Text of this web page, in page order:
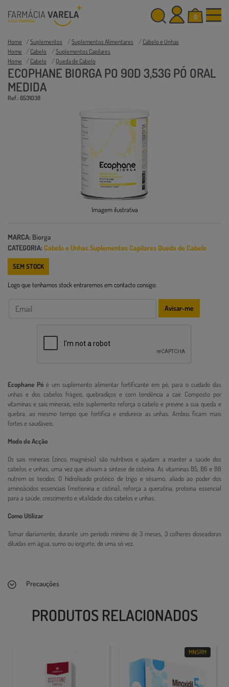
0
Home Suplementos Suplementos Alimentares
Cabelo e Unhas
Home
Cabelo
Suplementos Capilares
Home
Cabelo Queda de Cabelo
ECOPHANE BIORGA PO 90D 3,53G PÓ ORAL
MEDIDA
Ref.: 6531038
Imagem ilustrativa
MARCA: Biorga
CATEGORIA:Cabelo e UnhasSuplementos CapilaresQueda de Cabelo
SEM STOCK
Logo que tenhamos stock entraremos em contacto consigo:
Avisar-me
Ecophane Pó é um suplemento alimentar fortificante em pó, para o cuidado das
unhas e dos cabelos frágeis, quebradiços e com tendência a cair. Composto por
vitaminas e sais minerais, este suplemento reforça o cabelo e previne a sua queda e
quebra, ao mesmo tempo que fortifica e endurece as unhas. Ambos ficam mais
fortes e saudáveis.
Modo de Acção
Os sais minerais (zinco, magnésio) são nutritivos e ajudam a manter a saúde dos
cabelos e unhas, uma vez que ativam a síntese de cisteína. As vitaminas B5, B6 e B8
nutrem os tecidos. O hidrolisado protéico de trigo e sésamo, aliado ao poder dos
aminoácidos essenciais (metionina e cistina), reforça a queratina, proteína essencial
para a saúde, crescimento e vitalidade dos cabelos e unhas.
Como Utilizar
Tomar diariamente, durante um período mínimo de 3 meses, 3 colheres doseadoras
diluídas em água, sumo ou iorgurte, de uma só vez.
Precauções
PRODUTOS RELACIONADOS
MNSRM